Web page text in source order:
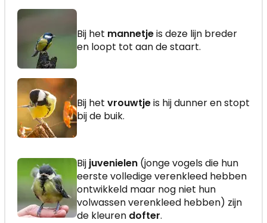
Bij het mannetjeis deze lijn breder
en loopt tot aan de staart.
Bij het vrouwtjeis hij dunner en stopt
bij de buik.
Bij juvenielen (jonge vogels die hun
eerste volledige verenkleed hebben
ontwikkeld maar nog niet hun
volwassen verenkleed hebben) zijn
de kleuren dofter.